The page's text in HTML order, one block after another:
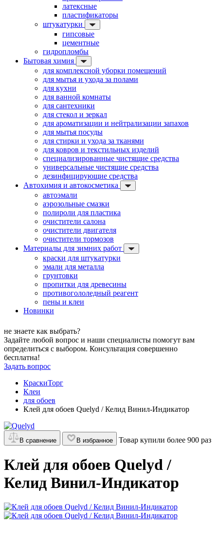
латексные
пластификаторы
штукатурки
гипсовые
цементные
гидропломбы
Бытовая химия
для комплексной уборки помещений
для мытья и ухода за полами
для кухни
для ванной комнаты
для сантехники
для стекол и зеркал
для ароматизации и нейтрализации запахов
для мытья посуды
для стирки и ухода за тканями
для ковров и текстильных изделий
специализированные чистящие средства
универсальные чистящие средства
дезинфицирующие средства
Автохимия и автокосметика
автоэмали
аэрозольные смазки
полироли для пластика
очистители салона
очистители двигателя
очистители тормозов
Материалы для зимних работ
краски для штукатурки
эмали для металла
грунтовки
пропитки для древесины
противогололедный реагент
пены и клеи
Новинки
не знаете как выбрать?
Задайте любой вопрос и наши специалисты помогут вам
определиться с выбором. Консультация совершенно
бесплатна!
Задать вопрос
КраскиТорг
Клеи
для обоев
Клей для обоев Quelyd / Келид Винил-Индикатор
В сравнение В избранное Товар купили более 900 раз
Клей для обоев Quelyd /
Келид Винил-Индикатор